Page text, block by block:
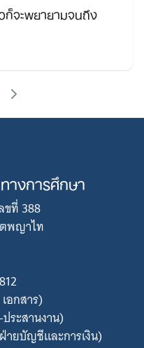
ก็จะพยายามจนถึง
างการศึกษา
ขที่ 388
พญาไท
อกสาร)
ระสานงาน)
ายบัญชีและการเงิน)